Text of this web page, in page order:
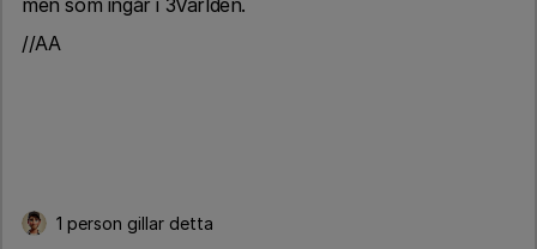
men som ingår i 3Världen.
//AA
1 person gillar detta